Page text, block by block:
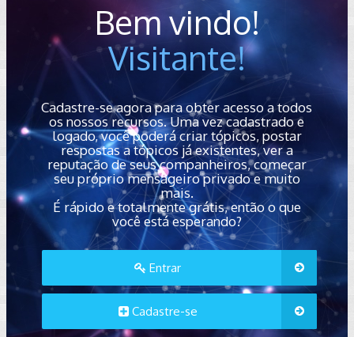
Bem vindo!
Visitante!
Cadastre-se agora para obter acesso a todos
os nossos recursos. Uma vez cadastrado e
logado, você poderá criar tópicos, postar
respostas a tópicos já existentes, ver a
reputação de seus companheiros, começar
seu próprio mensageiro privado e muito
mais.
É rápido e totalmente grátis, então o que
você está esperando?
Entrar
Cadastre-se